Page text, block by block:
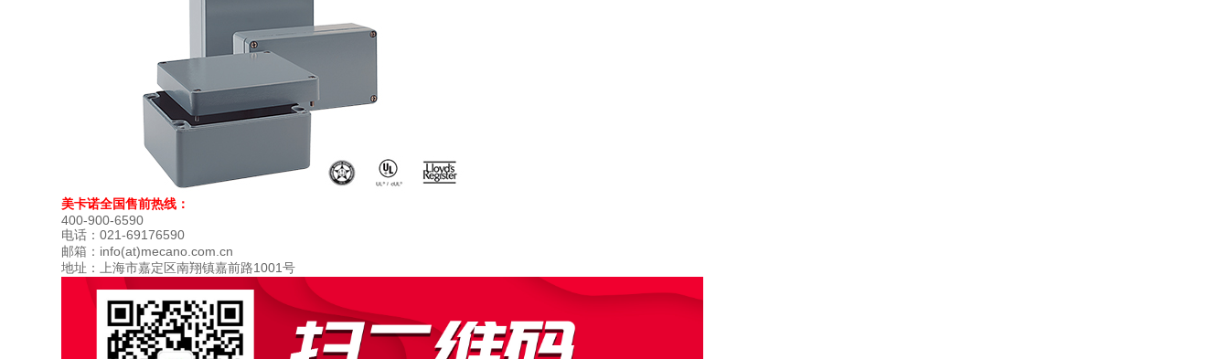
美卡诺全国售前热线：
400-900-6590
电话：021-69176590
邮箱：info(at)mecano.com.cn
地址：上海市嘉定区南翔镇嘉前路1001号